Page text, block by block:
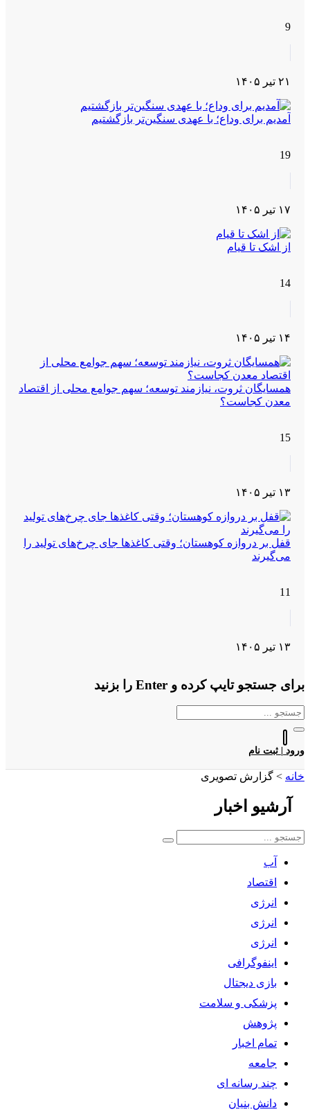
9
۲۱ تیر ۱۴۰۵
آمدیم برای وداع؛ با عهدی سنگین‌تر بازگشتیم
19
۱۷ تیر ۱۴۰۵
از اشک تا قیام
14
۱۴ تیر ۱۴۰۵
همسایگان ثروت، نیازمند توسعه؛ سهم جوامع محلی از اقتصاد
معدن کجاست؟
15
۱۳ تیر ۱۴۰۵
قفل بر دروازه کوهستان؛ وقتی کاغذها جای چرخ‌های تولید را
می‌گیرند
11
۱۳ تیر ۱۴۰۵
برای جستجو تایپ کرده و Enter را بزنید
ورود | ثبت نام
خانه > گزارش تصویری
آرشیو اخبار
آب
اقتصاد
انرژی
انرژی
انرژی
اینفوگرافی
بازی دیجتال
پزشکی و سلامت
پژوهش
تمام اخبار
جامعه
چند رسانه ای
دانش بنیان